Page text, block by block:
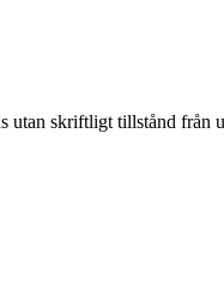
skriftligt tillstånd från